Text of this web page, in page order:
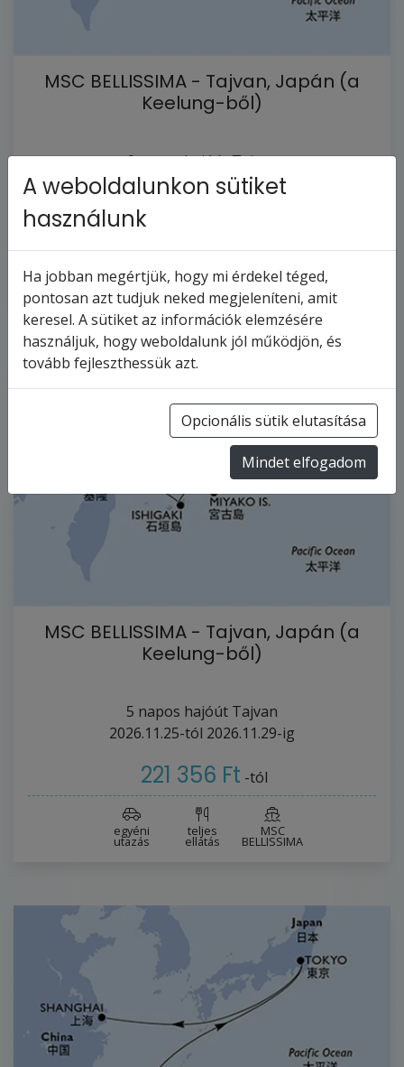
MSC BELLISSIMA - Tajvan, Japán (a
Keelung-ből)
6napos hajóútTajvan
2026.11.29-tól 2026.12.4-ig
220 274 Ft
egyéni
utazás
teljes
ellátás
MSC
BELLISSIMA
MSC BELLISSIMA - Tajvan, Japán (a
Keelung-ből)
5 napos hajóút Tajvan
2026.11.25-tól 2026.11.29-ig
221 356 Ft -tól
egyéni
utazás
teljes
ellátás
MSC
BELLISSIMA
A weboldalunkon sütiket
használunk
Ha jobban megértjük, hogy mi érdekel téged,
pontosan azt tudjuk neked megjeleníteni, amit
keresel. A sütiket az információk elemzésére
használjuk, hogy weboldalunk jól működjön, és
tovább fejleszthessük azt.
Opcionális sütik elutasítása
Mindet elfogadom